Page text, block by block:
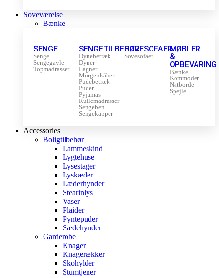
Soveværelse
Bænke
SENGE
Senge
Sengegavle
Topmadrasser
SENGETILBEHØR
Dynebetræk
Dyner
Lagner
Morgenkåber
Pudebetræk
Puder
Pyjamas
Rullemadrasser
Sengeben
Sengekapper
SOVESOFAER
Sovesofaer
MØBLER
&
OPBEVARING
Bænke
Kommoder
Natborde
Spejle
Accessories
Boligtilbehør
Lammeskind
Lygtehuse
Lysestager
Lyskæder
Læderhynder
Stearinlys
Vaser
Plaider
Pyntepuder
Sædehynder
Garderobe
Knager
Knagerækker
Skohylder
Stumtjener